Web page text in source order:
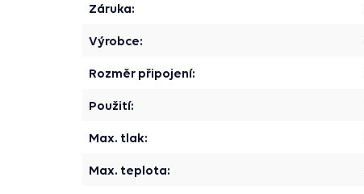
Záruka:
Výrobce:
Rozměr připojení:
Použití:
Max. tlak:
Max. teplota: